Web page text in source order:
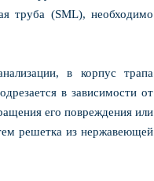
труба (SML), необходимо
в корпус трапа
в зависимости от
его повреждения или
решетка из нержавеющей